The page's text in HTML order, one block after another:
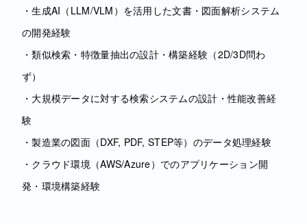
・生成AI（LLM/VLM）を活用した文書・図面解析システム
の開発経験
・類似検索・特徴量抽出の設計・構築経験（2D/3D問わ
ず）
・大規模データに対する検索システムの設計・性能改善経
験
・製造業の図面（DXF, PDF, STEP等）のデータ処理経験
・クラウド環境（AWS/Azure）でのアプリケーション開
発・環境構築経験